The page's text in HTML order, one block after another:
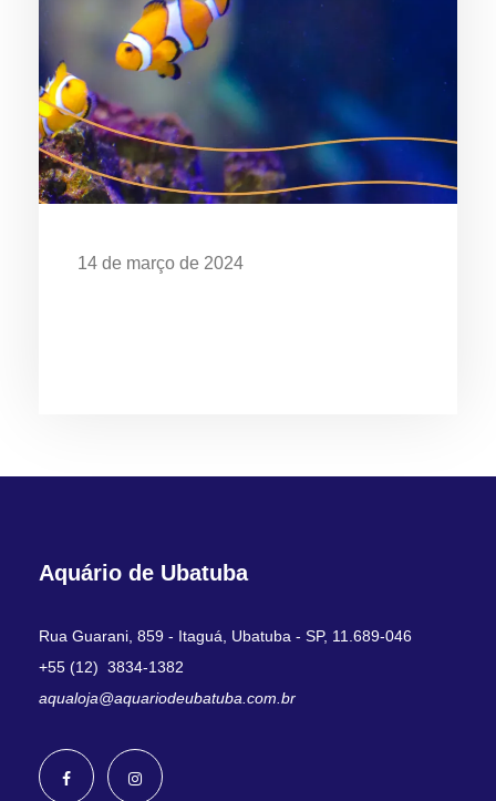
14 de março de 2024
Aquário de Ubatuba
Rua Guarani, 859 - Itaguá, Ubatuba - SP, 11.689-046
+55 (12) 3834-1382
aqualoja@aquariodeubatuba.com.br